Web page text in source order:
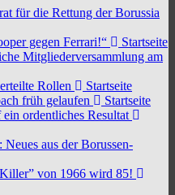
für die Rettung der Borussia
gegen Ferrari!“
Startseite
Mitgliederversammlung am
Rollen
Startseite
früh gelaufen
Startseite
ordentliches Resultat
Neues aus der Borussen-
von 1966 wird 85!